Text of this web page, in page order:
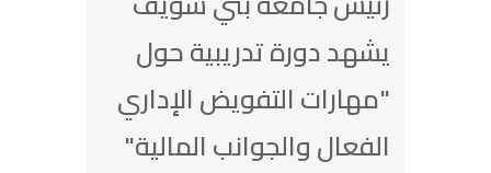
يشهد دورة تدريبية حول
"مهارات التفويض الإداري
الفعال والجوانب المالية"